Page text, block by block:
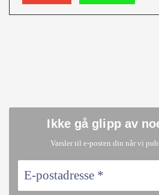
Ikke gå glipp av
Varsler til e-posten din når vi